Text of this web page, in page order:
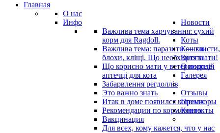
Главная
О нас
Инфо
Важлива тема харчування: сухий
корм для Ragdoll.
Важлива тема: паразити — глисти,
блохи, кліщі. Що необхідно знати!
Що корисно мати у ветеринарнiй
аптечцi для кота
Забарвлення регдоллів
Это важно знать
Итак в доме появился котенок
Рекомендации по кормлению
Вакцинация
Для всех, кому кажется, что у нас
Новости
Коты
Кошки
Котята
О породе
Галерея
Отзывы
Премиоры
Контакты